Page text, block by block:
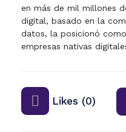
en más de mil millones
digital, basado en la
datos, la posicionó
empresas nativas
Likes (0)